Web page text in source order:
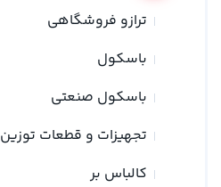
ترازو فروشگاهی
باسکول
باسکول صنعتی
تجهیزات و قطعات توزین
کالباس بر